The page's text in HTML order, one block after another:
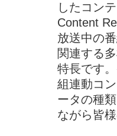
したコン
Content
放送中の
関連する
特長です
組連動コ
ータの種
ながら皆